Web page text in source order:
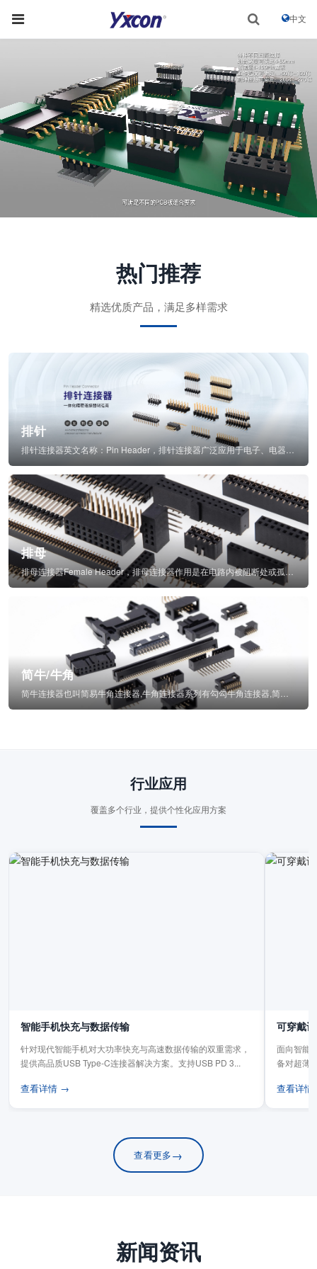
中文
热门推荐
精选优质产品，满足多样需求
排针
排母
排母连接器Female Header，排母连接器作用是在电路内被阻断处或孤立不通...
简牛/牛角
行业应用
覆盖多个行业，提供个性化应用方案
智能手机快充与数据传输
针对现代智能手机对大功率快充与高速数据传输的双重需求，
提供高品质USB Type-C连接器解决方案。支持USB PD 3...
查看详情 →
可穿戴
面向智能
备对超薄
查看详
查看更多→
新闻资讯